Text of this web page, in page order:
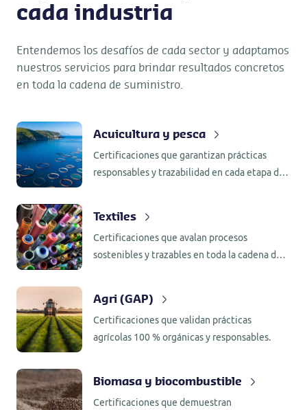
cada industria
Entendemos los desafíos de cada sector y adaptamos
nuestros servicios para brindar resultados concretos
en toda la cadena de suministro.
Acuicultura y pesca
Certificaciones que garantizan prácticas
responsables y trazabilidad en cada etapa de
Textiles
Certificaciones que avalan procesos
sostenibles y trazables en toda la cadena de
Agri (GAP)
Certificaciones que validan prácticas
agrícolas 100 % orgánicas y responsables.
Biomasa y biocombustible
Certificaciones que demuestran